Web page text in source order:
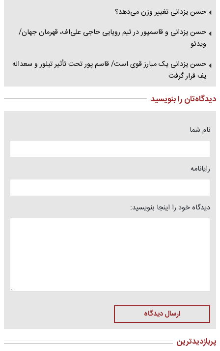
حسن یزدانی تغییر وزن می‌دهد؟
حسن یزدانی و قاسمپور در تیم رویایی حاجی علی‌اف، قهرمان جهان/
ویدئو
حسن یزدانی یک مبارز قوی است/ قاسم پور تحت تأثیر تیلور و سعداله
یف قرار گرفت
دیدگاه‌تان را بنویسید
نام شما
رایانامه
دیدگاه خود را اینجا بنویسید:
ارسال دیدگاه
پربازدیدترین